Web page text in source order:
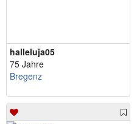
halleluja05
75 Jahre
Bregenz